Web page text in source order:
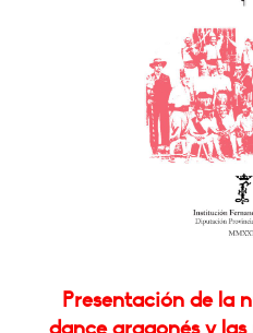
Presentación de la